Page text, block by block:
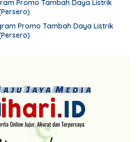
Promo Tambah Daya Listrik
Promo Tambah Daya Listrik